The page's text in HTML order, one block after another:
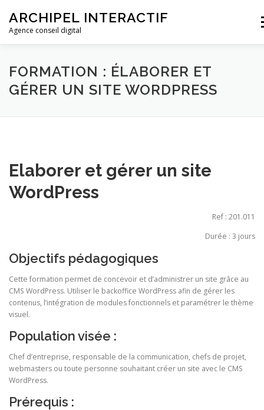
ARCHIPEL INTERACTIF
Agence conseil digital
ACCUEIL L’AGENCE NOS FORMATIONS
FORMATION : ÉLABORER ET
GÉRER UN SITE WORDPRESS
Elaborer et gérer un site
WordPress
Ref : 201.011
Durée : 3 jours
Objectifs pédagogiques
Cette formation permet de concevoir et d’administrer un site grâce au
CMS WordPress. Utiliser le backoffice WordPress afin de gérer les
contenus, l’intégration de modules fonctionnels et paramétrer le thème
visuel.
Population visée :
Chef d’entreprise, responsable de la communication, chefs de projet,
webmasters ou toute personne souhaitant créer un site avec le CMS
WordPress.
Prérequis :